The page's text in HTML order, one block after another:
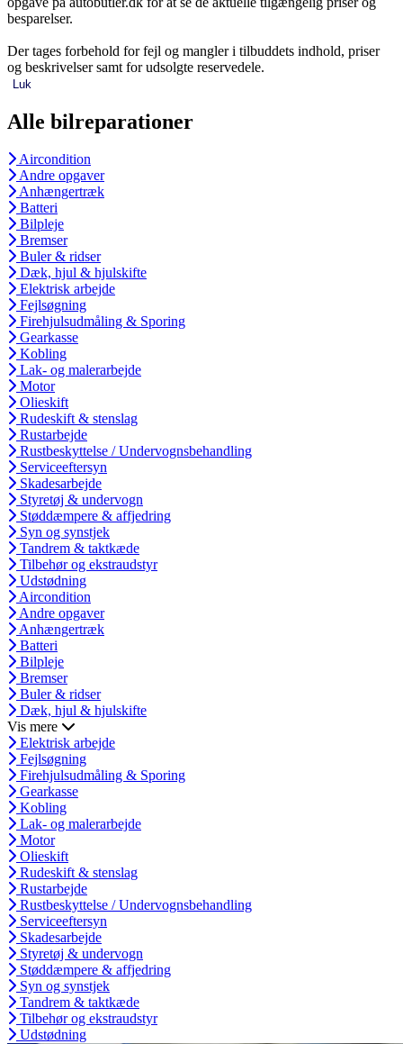
besparelser.
Der tages forbehold for fejl og mangler i tilbuddets indhold, priser
og beskrivelser samt for udsolgte reservedele.
Luk
Alle bilreparationer
Aircondition
Andre opgaver
Anhængertræk
Batteri
Bilpleje
Bremser
Buler & ridser
Dæk, hjul & hjulskifte
Elektrisk arbejde
Fejlsøgning
Firehjulsudmåling & Sporing
Gearkasse
Kobling
Lak- og malerarbejde
Motor
Olieskift
Rudeskift & stenslag
Rustarbejde
Rustbeskyttelse / Undervognsbehandling
Serviceeftersyn
Skadesarbejde
Styretøj & undervogn
Støddæmpere & affjedring
Syn og synstjek
Tandrem & taktkæde
Tilbehør og ekstraudstyr
Udstødning
Aircondition
Andre opgaver
Anhængertræk
Batteri
Bilpleje
Bremser
Buler & ridser
Dæk, hjul & hjulskifte
Vis mere
Elektrisk arbejde
Fejlsøgning
Firehjulsudmåling & Sporing
Gearkasse
Kobling
Lak- og malerarbejde
Motor
Olieskift
Rudeskift & stenslag
Rustarbejde
Rustbeskyttelse / Undervognsbehandling
Serviceeftersyn
Skadesarbejde
Styretøj & undervogn
Støddæmpere & affjedring
Syn og synstjek
Tandrem & taktkæde
Tilbehør og ekstraudstyr
Udstødning